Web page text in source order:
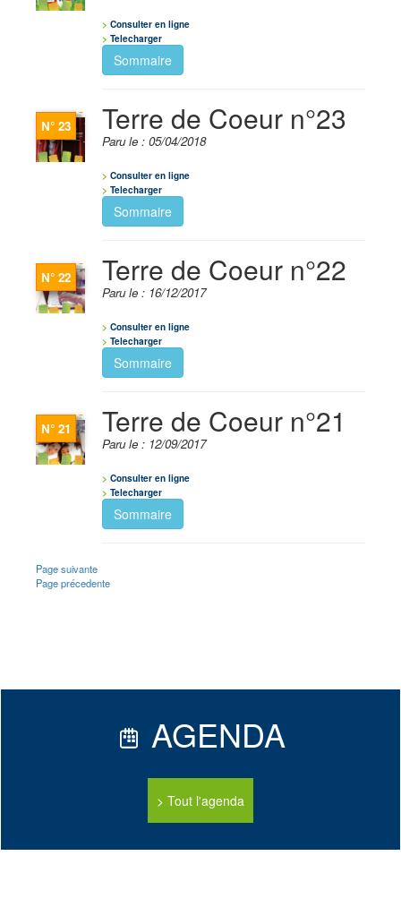
Consulter en ligne
Telecharger
Sommaire
N° 23 Terre de Coeur n°23
Paru le : 05/04/2018
Consulter en ligne
Telecharger
Sommaire
N° 22 Terre de Coeur n°22
Paru le : 16/12/2017
Consulter en ligne
Telecharger
Sommaire
N° 21 Terre de Coeur n°21
Paru le : 12/09/2017
Consulter en ligne
Telecharger
Sommaire
Page suivante
Page précedente
AGENDA
Tout l'agenda